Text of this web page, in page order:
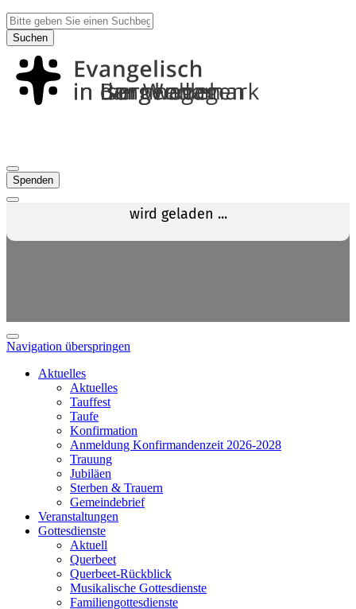
Suchen
Spenden
Navigation überspringen
Aktuelles
Aktuelles
Tauffest
Taufe
Konfirmation
Anmeldung Konfirmandenzeit 2026-2028
Trauung
Jubiläen
Sterben & Trauern
Gemeindebrief
Veranstaltungen
Gottesdienste
Aktuell
Querbeet
Querbeet-Rückblick
Musikalische Gottesdienste
Familiengottesdienste